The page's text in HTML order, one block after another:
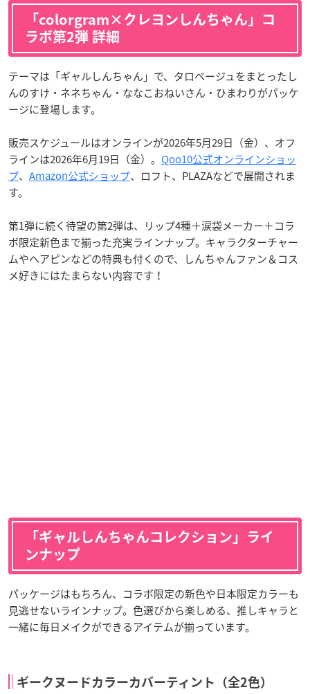
「colorgram×クレヨンしんちゃん」コ
ラボ第2弾 詳細
テーマは「ギャルしんちゃん」で、タロベージュをまとったし
んのすけ・ネネちゃん・ななこおねいさん・ひまわりがパッケ
ージに登場します。
販売スケジュールはオンラインが2026年5月29日（金）、オフ
ラインは2026年6月19日（金）。 Qoo10公式オンラインショッ
プ、 Amazon公式ショップ、ロフト、PLAZAなどで展開されま
す。
第1弾に続く待望の第2弾は、リップ4種＋涙袋メーカー＋コラ
ボ限定新色まで揃った充実ラインナップ。キャラクターチャー
ムやヘアピンなどの特典も付くので、しんちゃんファン＆コス
メ好きにはたまらない内容です！
「ギャルしんちゃんコレクション」ライ
ンナップ
パッケージはもちろん、コラボ限定の新色や日本限定カラーも
見逃せないラインナップ。色選びから楽しめる、推しキャラと
一緒に毎日メイクができるアイテムが揃っています。
ギークヌードカラーカバーティント（全2色）